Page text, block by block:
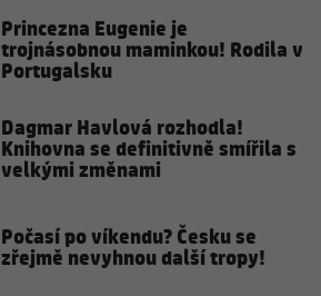
Princezna Eugenie je
trojnásobnou maminkou! Rodila v
Portugalsku
Dagmar Havlová rozhodla!
Knihovna se definitivně smířila s
velkými změnami
Počasí po víkendu? Česku se
zřejmě nevyhnou další tropy!